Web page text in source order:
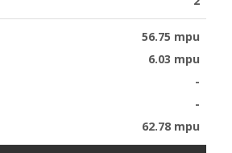
56.75 mpu
6.03 mpu
-
-
62.78 mpu